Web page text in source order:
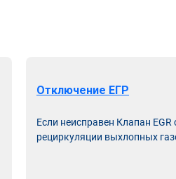
Отключение ЕГР
Если неисправен Клапан EGR
рециркуляции выхлопных